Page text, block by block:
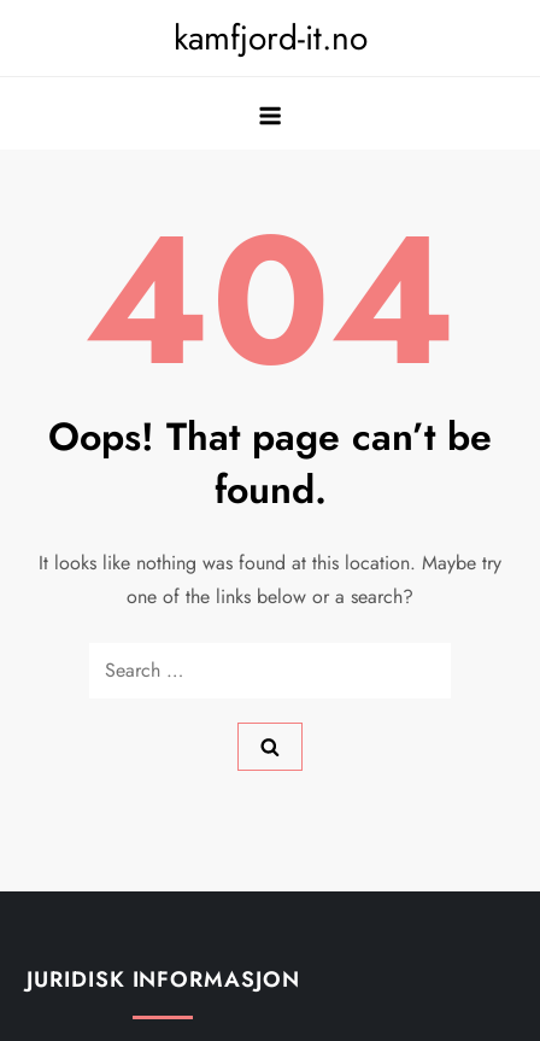
kamfjord-it.no
404
Oops! That page can’t be
found.
It looks like nothing was found at this location. Maybe try
one of the links below or a search?
JURIDISK INFORMASJON